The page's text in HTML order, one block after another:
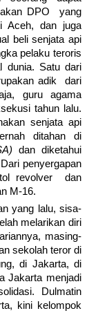
DPO yang
Aceh, dan juga
beli senjata api
pelaku teroris
dunia. Satu dari
adik dari
guru agama
tahun lalu.
senjata api
ditahan di
dan diketahui
penyergapan
revolver dan
M-16.
yang lalu, sisa-
melarikan diri
masing-
sekolah teror di
di Jakarta, di
Jakarta menjadi
Dulmatin
kini kelompok